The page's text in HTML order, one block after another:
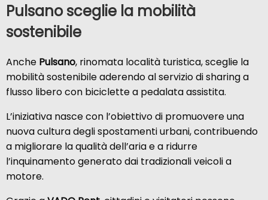
Pulsano sceglie la mobilità
sostenibile
Anche Pulsano, rinomata località turistica, sceglie la
mobilità sostenibile aderendo al servizio di sharing a
flusso libero con biciclette a pedalata assistita.
L’iniziativa nasce con l’obiettivo di promuovere una
nuova cultura degli spostamenti urbani, contribuendo
a migliorare la qualità dell’aria e a ridurre
l’inquinamento generato dai tradizionali veicoli a
motore.